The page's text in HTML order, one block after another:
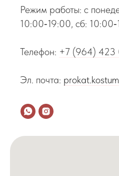
Режим работы: с
10:00‑19:00, сб:
Телефон: +7 (964) 423
Эл. почта: